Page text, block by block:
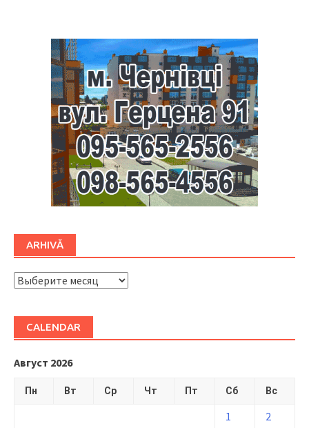
ARHIVĂ
ARHIVĂ
CALENDAR
Август 2026
Пн Вт Ср Чт Пт Сб Вс
1
2